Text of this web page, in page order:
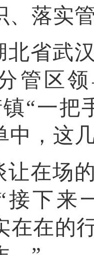
、落实
北省武
管区
“一把
中，这
让在场
接下来
在在的